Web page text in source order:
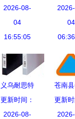
对工具，学
习效率翻倍
2026-08-
04
16:55:05
品展销
会开
牌效
品焕发
力
04
义乌耐思特
文化用品有
限公司 书
更新时间：
2026-08-
苍南
文化用
匠心铸
更新时